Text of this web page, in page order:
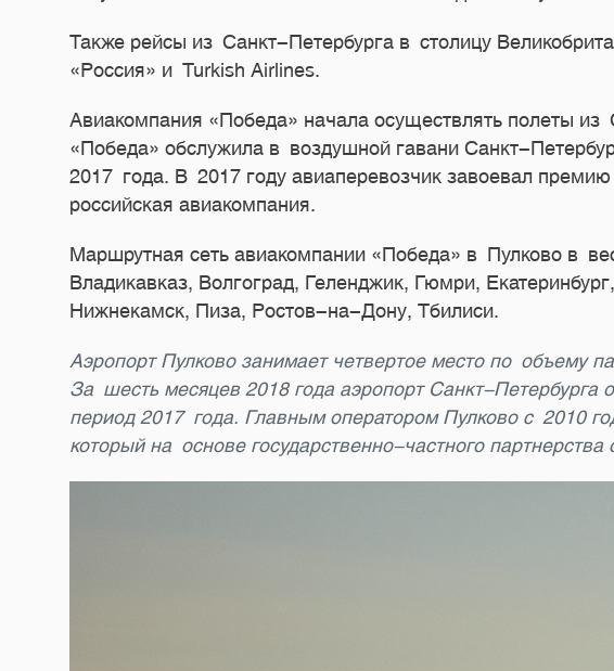
Также рейсы из Санкт-Петербурга в столицу
«Россия» и Turkish Airlines.
Авиакомпания «Победа» начала осуществлять полеты
«Победа» обслужила в воздушной гавани Санкт-
2017 года. В 2017 году авиаперевозчик завоевал
российская авиакомпания.
Маршрутная сеть авиакомпании «Победа» в Пулково в
Владикавказ, Волгоград, Геленджик, Гюмри,
Нижнекамск, Пиза, Ростов-на-Дону, Тбилиси.
Аэропорт Пулково занимает четвертое место по объему
За шесть месяцев 2018 года аэропорт Санкт-
период 2017 года. Главным оператором Пулково с 2010
который на основе государственно-частного